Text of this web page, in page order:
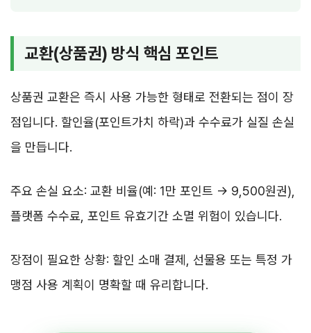
교환(상품권) 방식 핵심 포인트
상품권 교환은 즉시 사용 가능한 형태로 전환되는 점이 장
점입니다. 할인율(포인트가치 하락)과 수수료가 실질 손실
을 만듭니다.
주요 손실 요소: 교환 비율(예: 1만 포인트 → 9,500원권),
플랫폼 수수료, 포인트 유효기간 소멸 위험이 있습니다.
장점이 필요한 상황: 할인 소매 결제, 선물용 또는 특정 가
맹점 사용 계획이 명확할 때 유리합니다.